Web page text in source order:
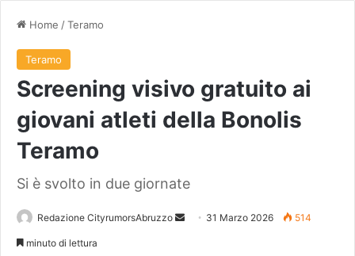
Home /Teramo
Teramo
Screening visivo gratuito ai
giovani atleti della Bonolis
Teramo
Si è svolto in due giornate
Redazione CityrumorsAbruzzo 31 Marzo 2026 514
minuto di lettura